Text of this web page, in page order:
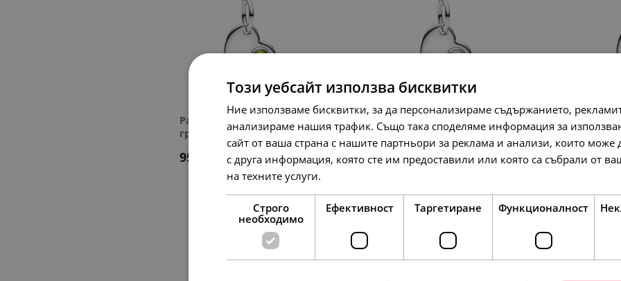
Pandora Висулка за
гравиране Август
95. 49. €
Pandora Висулка за
гравиране Юни
95. лв. 49. €
Pandora
95. лв.
Този уебсайт използва бисквитки
Ние използваме бисквитки, за да персонализираме съдържанието,
анализираме нашия трафик. Също така споделяме информация за
сайт от ваша страна с нашите партньори за реклама и анализи, които може
с друга информация, която сте им предоставили или която са събрали от
на техните услуги.
Строго
необходимо
Ефективност Таргетиране Функционалност